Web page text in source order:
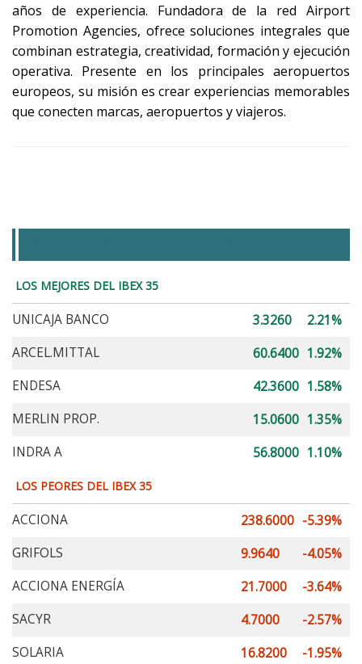
años de experiencia. Fundadora de la red Airport
Promotion Agencies, ofrece soluciones integrales que
combinan estrategia, creatividad, formación y ejecución
operativa. Presente en los principales aeropuertos
europeos, su misión es crear experiencias memorables
que conecten marcas, aeropuertos y viajeros.
LOS MEJORES DEL IBEX 35
UNICAJA BANCO 3.3260
2.21%
ARCEL.MITTAL
60.6400 1.92%
ENDESA
42.3600 1.58%
MERLIN PROP.
15.0600 1.35%
INDRA A
56.8000 1.10%
LOS PEORES DEL IBEX 35
ACCIONA 238.6000 -5.39%
GRIFOLS
9.9640
-4.05%
ACCIONA ENERGÍA
21.7000
-3.64%
SACYR
4.7000
-2.57%
SOLARIA
16.8200 -1.95%